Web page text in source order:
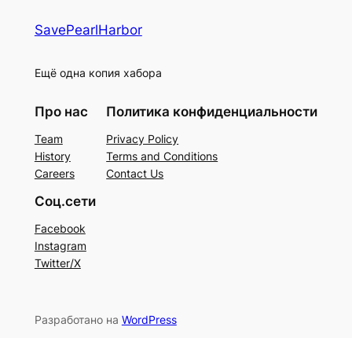
SavePearlHarbor
Ещё одна копия хабора
Про нас
Team
History
Careers
Политика конфиденциальности
Privacy Policy
Terms and Conditions
Contact Us
Соц.сети
Facebook
Instagram
Twitter/X
Разработано на WordPress